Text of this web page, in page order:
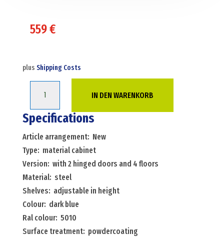
559€
plus Shipping Costs
cabinet
with
2
hinged
doors
and
4
floors
Menge
IN DEN WARENKORB
Specifications
Article arrangement: New
Type: material cabinet
Version: with 2 hinged doors and 4 floors
Material: steel
Shelves: adjustable in height
Colour: dark blue
Ral colour: 5010
Surface treatment: powdercoating